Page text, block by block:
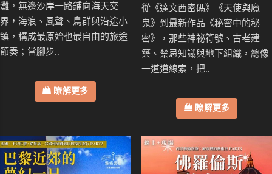
灘，無邊沙岸一路鋪向海天交
界，海浪、風聲、鳥群與沿途小
鎮，構成最原始也最自由的旅途
節奏；當腳步..
瞭解更多
從《達文西密碼》《天使與魔
鬼》到最新作品《秘密中的秘
密》，那些神祕符號、古老建
築、禁忌知識與地下組織，總像
一道道線索，把..
瞭解更多